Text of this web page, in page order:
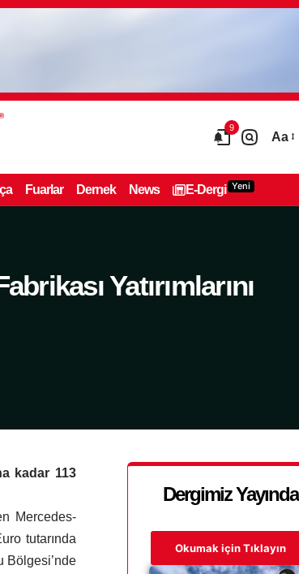
9
Aa
Fuarlar Dernek News E-Dergi Yeni
Yatırımlarını
kadar 113
Mercedes-
tutarında
Bölgesi’nde
Dergimiz Yayında
Okumak için Tıklayın